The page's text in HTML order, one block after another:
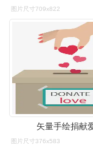
图片尺寸709x822
矢量手绘捐献
图片尺寸376x583